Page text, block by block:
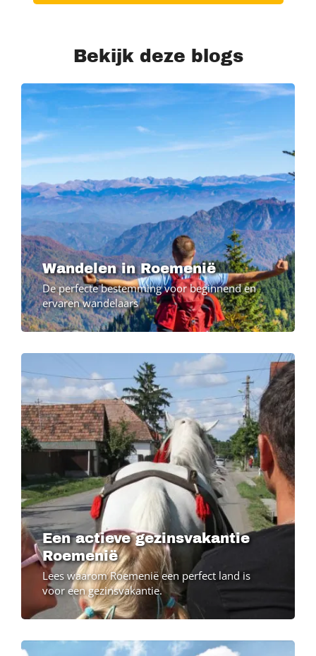
Bekijk deze blogs
Wandelen in Roemenië
De perfecte bestemming voor beginnend en
ervaren wandelaars
Een actieve gezinsvakantie
Roemenië
Lees waarom Roemenië een perfect land is
voor een gezinsvakantie.